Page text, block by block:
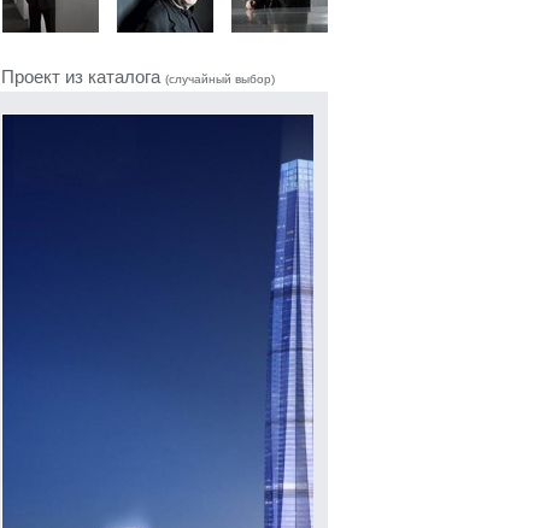
Проект из каталога (случайный выбор)